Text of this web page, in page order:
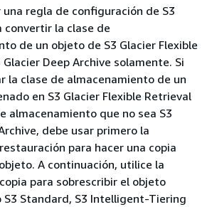
regla de configuración de S3
convertir la clase de
de un objeto de S3 Glacier Flexible
Glacier Deep Archive solamente. Si
la clase de almacenamiento de un
en S3 Glacier Flexible Retrieval
almacenamiento que no sea S3
debe usar primero la
para hacer una copia
A continuación, utilice la
para sobrescribir el objeto
S3 Standard, S3 Intelligent-Tiering